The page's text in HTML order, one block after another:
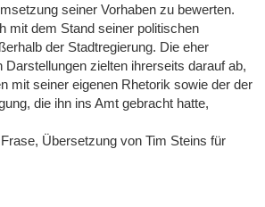
seiner Vorhaben zu bewerten.
mit dem Stand seiner politischen
der Stadtregierung. Die eher
Darstellungen zielten ihrerseits darauf ab,
mit seiner eigenen Rhetorik sowie der der
die ihn ins Amt gebracht hatte,
Übersetzung von Tim Steins für